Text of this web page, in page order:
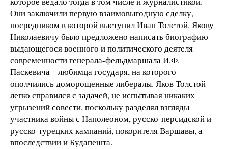
Они заключили первую взаимовыгодную сделку,
посредником в которой выступил Иван Толстой. Якову
Николаевичу было предложено написать биографию
выдающегося военного и политического деятеля
современности генерала-фельдмаршала И.Ф.
Паскевича – любимца государя, на которого
ополчились доморощенные либералы. Яков Толстой
легко справился с задачей, не испытывая никаких
угрызений совести, поскольку разделял взгляды
участника войны с Наполеоном, русско-персидской и
русско-турецких кампаний, покорителя Варшавы, а
впоследствии и Будапешта.